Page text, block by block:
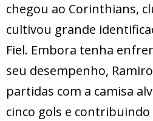
chegou ao Corinthians,
cultivou grande
Fiel. Embora tenha
seu desempenho,
partidas com a camisa
cinco gols e contribuindo